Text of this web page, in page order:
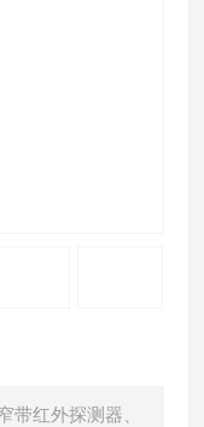
带红外探测器、